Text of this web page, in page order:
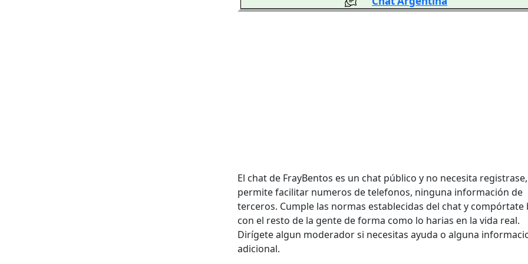
El chat de FrayBentos es un chat público y no necesita
permite facilitar numeros de telefonos, ninguna información de
terceros. Cumple las normas establecidas del chat y compórtate
con el resto de la gente de forma como lo harias en la vida real.
Dirígete algun moderador si necesitas ayuda o alguna
adicional.